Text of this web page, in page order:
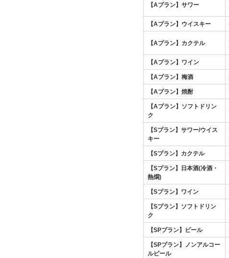
【Aプラン】サワー
【Aプラン】ウイスキー
【Aプラン】カクテル
【Aプラン】ワイン
【Aプラン】梅酒
【Aプラン】焼酎
【Aプラン】ソフトドリン
ク
【Sプラン】サワー/ウイス
キー
【Sプラン】カクテル
【Sプラン】日本酒(冷酒・
熱燗)
【Sプラン】ワイン
【Sプラン】ソフトドリン
ク
【SPプラン】ビール
【SPプラン】ノンアルコー
ルビール